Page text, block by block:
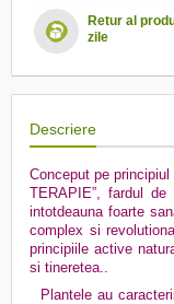
Retur al
zile
Descriere
Conceput pe
TERAPIE”, fardul
intotdeauna foarte
complex si
principiile active
si tineretea..
Plantele au